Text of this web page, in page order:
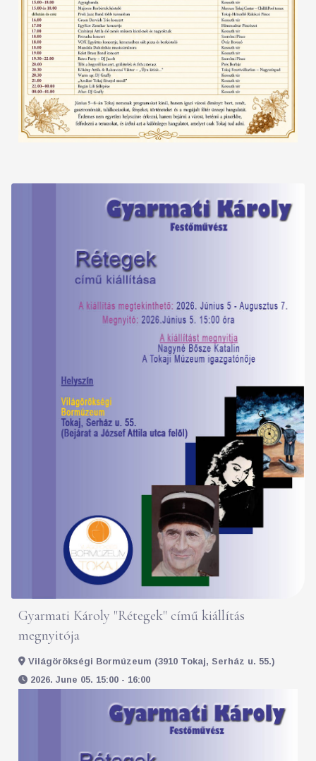
Gyarmati Károly "Rétegek" című kiállítás
megnyitója
Világörökségi Bormúzeum (3910 Tokaj, Serház u. 55.)
2026. June 05. 15:00 - 16:00